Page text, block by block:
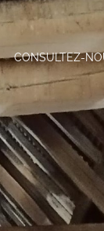
CONSULTEZ-